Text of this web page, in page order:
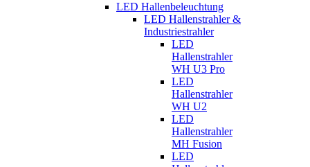
LED Hallenbeleuchtung
LED Hallenstrahler &
Industriestrahler
LED
Hallenstrahler
WH U3 Pro
LED
Hallenstrahler
WH U2
LED
Hallenstrahler
MH Fusion
LED